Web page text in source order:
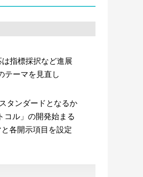
指標採択など進展
テーマを見直し
タンダードとなるか
コル」の開発始まる
各開示項目を設定